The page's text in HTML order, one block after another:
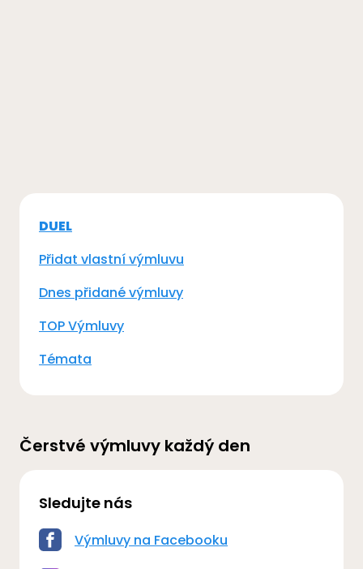
DUEL
Přidat vlastní výmluvu
Dnes přidané výmluvy
TOP Výmluvy
Témata
Čerstvé výmluvy každý den
Sledujte nás
Výmluvy na Facebooku